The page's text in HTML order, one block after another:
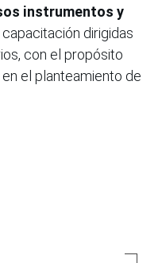
instrumentos y
dirigidas
con el propósito
el planteamiento de